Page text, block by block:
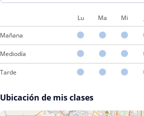
Lu Ma Mi
Mañana
Mediodía
Tarde
Ubicación de mis clases